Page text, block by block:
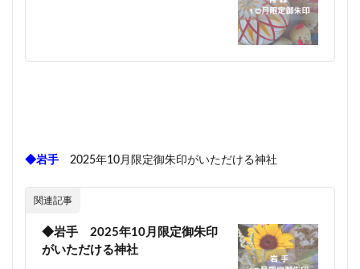
◆岩手 2025年10月限定御朱印がいただける神社
関連記事
◆岩手 2025年10月限定御朱印
がいただける神社